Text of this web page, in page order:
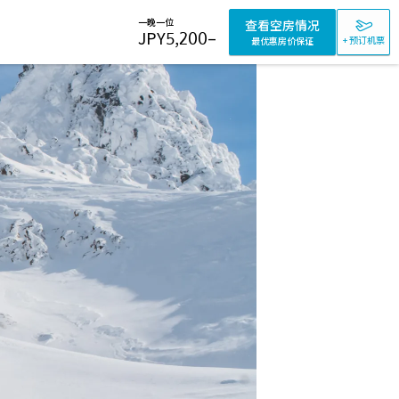
一晚一位
JPY5,200–
查看空房情况
最优惠房价保证 + 预订机票